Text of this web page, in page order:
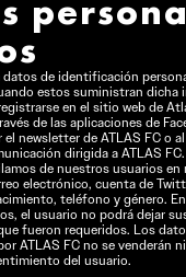
datos de identificación
estos suministran dicha
en el sitio web de
de las aplicaciones de
newsletter de ATLAS FC o
dirigida a ATLAS
de nuestros usuarios
electrónico, cuenta de
teléfono y género.
el usuario no podrá dejar
fueron requeridos. Los
ATLAS FC no se venderán
del usuario.